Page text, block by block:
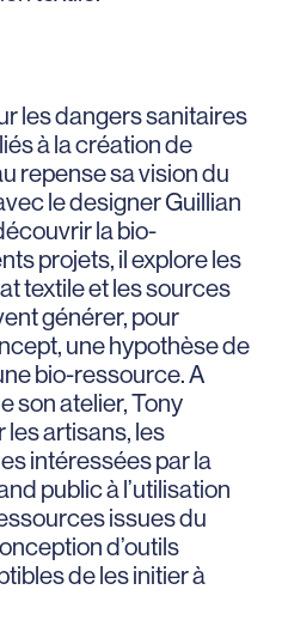
les dangers sanitaires
à la création de
repense sa vision du
le designer Guillian
la bio-
projets, il explore les
textile et les sources
générer, pour
une hypothèse de
bio-ressource. A
son atelier, Tony
les artisans, les
intéressées par la
public à l’utilisation
issues du
d’outils
de les initier à